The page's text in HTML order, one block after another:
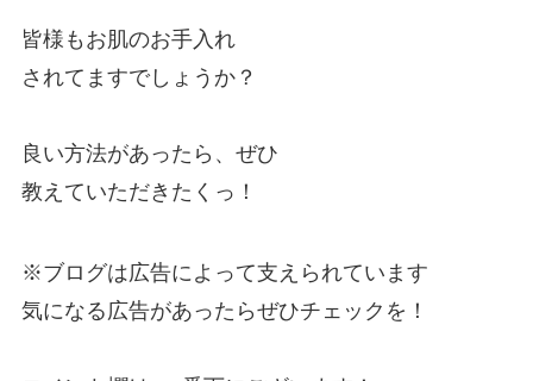
皆様もお肌のお手入れ
されてますでしょうか？
良い方法があったら、ぜひ
教えていただきたくっ！
※ブログは広告によって支えられています
気になる広告があったらぜひチェックを！